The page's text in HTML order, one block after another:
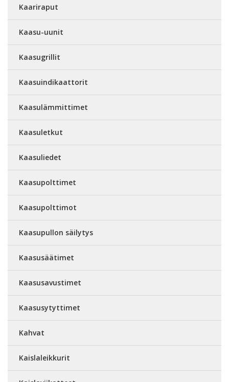
Kaariraput
Kaasu-uunit
Kaasugrillit
Kaasuindikaattorit
Kaasulämmittimet
Kaasuletkut
Kaasuliedet
Kaasupolttimet
Kaasupolttimot
Kaasupullon säilytys
Kaasusäätimet
Kaasusavustimet
Kaasusytyttimet
Kahvat
Kaislaleikkurit